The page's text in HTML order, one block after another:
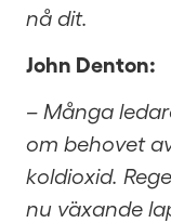
nå dit.
John Denton:
– Många
om behovet
koldioxid.
nu växande